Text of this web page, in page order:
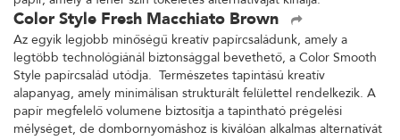
Color Style Fresh Macchiato Brown
Az egyik legjobb minőségű kreatív papírcsaládunk, amely a
legtöbb technológiánál biztonsággal bevethető, a Color Smooth
Style papírcsalád utódja. Természetes tapintású kreatív
alapanyag, amely minimálisan strukturált felülettel rendelkezik. A
papír megfelelő volumene biztosítja a tapintható prégelési
mélységet, de dombornyomáshoz is kiválóan alkalmas alternatívát